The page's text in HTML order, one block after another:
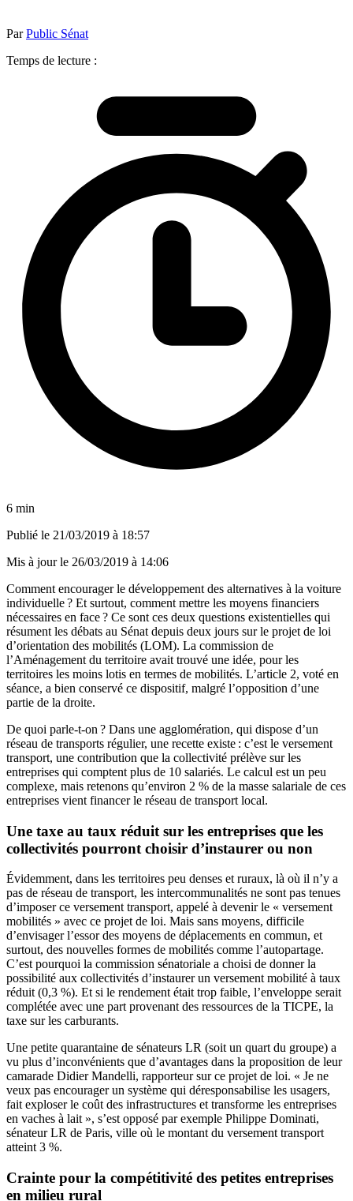
ParPublic Sénat
Temps de lecture :
6 min
Publié le 21/03/2019 à 18:57
Mis à jour le 26/03/2019 à 14:06
Comment encourager le développement des alternatives à la voiture
individuelle ? Et surtout, comment mettre les moyens financiers
nécessaires en face ? Ce sont ces deux questions existentielles qui
résument les débats au Sénat depuis deux jours sur le projet de loi
d’orientation des mobilités (LOM). La commission de
l’Aménagement du territoire avait trouvé une idée, pour les
territoires les moins lotis en termes de mobilités. L’article 2, voté en
séance, a bien conservé ce dispositif, malgré l’opposition d’une
partie de la droite.
De quoi parle-t-on ? Dans une agglomération, qui dispose d’un
réseau de transports régulier, une recette existe : c’est le versement
transport, une contribution que la collectivité prélève sur les
entreprises qui comptent plus de 10 salariés. Le calcul est un peu
complexe, mais retenons qu’environ 2 % de la masse salariale de ces
entreprises vient financer le réseau de transport local.
Une taxe au taux réduit sur les entreprises que les
collectivités pourront choisir d’instaurer ou non
Évidemment, dans les territoires peu denses et ruraux, là où il n’y a
pas de réseau de transport, les intercommunalités ne sont pas tenues
d’imposer ce versement transport, appelé à devenir le « versement
mobilités » avec ce projet de loi. Mais sans moyens, difficile
d’envisager l’essor des moyens de déplacements en commun, et
surtout, des nouvelles formes de mobilités comme l’autopartage.
C’est pourquoi la commission sénatoriale a choisi de donner la
possibilité aux collectivités d’instaurer un versement mobilité à taux
réduit (0,3 %). Et si le rendement était trop faible, l’enveloppe serait
complétée avec une part provenant des ressources de la TICPE, la
taxe sur les carburants.
Une petite quarantaine de sénateurs LR (soit un quart du groupe) a
vu plus d’inconvénients que d’avantages dans la proposition de leur
camarade Didier Mandelli, rapporteur sur ce projet de loi. « Je ne
veux pas encourager un système qui déresponsabilise les usagers,
fait exploser le coût des infrastructures et transforme les entreprises
en vaches à lait », s’est opposé par exemple Philippe Dominati,
sénateur LR de Paris, ville où le montant du versement transport
atteint 3 %.
Crainte pour la compétitivité des petites entreprises
en milieu rural